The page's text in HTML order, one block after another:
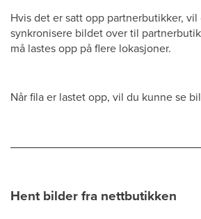
Hvis det er satt opp partnerbutikker,
synkronisere bildet over til
må lastes opp på flere lokasjoner.
Når fila er lastet opp, vil du kunne se
Hent bilder fra nettbutikken